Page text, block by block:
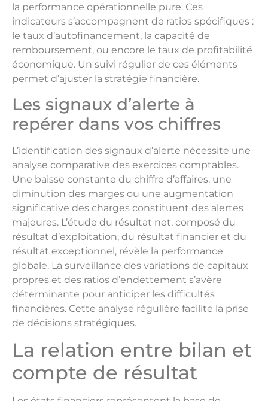
la performance opérationnelle pure. Ces
indicateurs s’accompagnent de ratios spécifiques :
le taux d’autofinancement, la capacité de
remboursement, ou encore le taux de profitabilité
économique. Un suivi régulier de ces éléments
permet d’ajuster la stratégie financière.
Les signaux d’alerte à
repérer dans vos chiffres
L’identification des signaux d’alerte nécessite une
analyse comparative des exercices comptables.
Une baisse constante du chiffre d’affaires, une
diminution des marges ou une augmentation
significative des charges constituent des alertes
majeures. L’étude du résultat net, composé du
résultat d’exploitation, du résultat financier et du
résultat exceptionnel, révèle la performance
globale. La surveillance des variations de capitaux
propres et des ratios d’endettement s’avère
déterminante pour anticiper les difficultés
financières. Cette analyse régulière facilite la prise
de décisions stratégiques.
La relation entre bilan et
compte de résultat